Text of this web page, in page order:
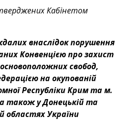
Кабінетом
внаслідок порушення
Конвенцією про захист
свобод,
на окупованій
Республіки Крим та м.
також у Донецькій та
областях України